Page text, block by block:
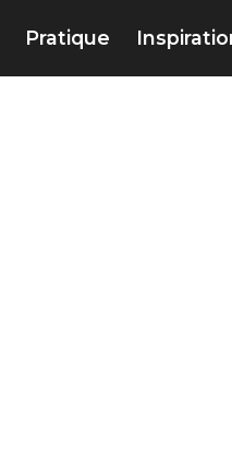
Pratique